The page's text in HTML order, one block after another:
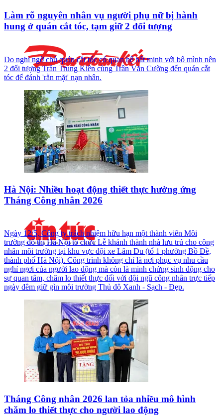
Làm rõ nguyên nhân vụ người phụ nữ bị hành
hung ở quán cắt tóc, tạm giữ 2 đối tượng
Do nghi ngờ chủ quán cắt tóc có quan hệ bất minh với bố mình nên
2 đối tượng Trần Trung Kiên cùng Trần Văn Cường đến quán cắt
tóc để đánh 'rằn mặt' nạn nhân.
Hà Nội: Nhiều hoạt động thiết thực hưởng ứng
Tháng Công nhân 2026
Ngày 12/5, Công ty trách nhiệm hữu hạn một thành viên Môi
trường đô thị Hà Nội tổ chức Lễ khánh thành nhà lưu trú cho công
nhân môi trường tại khu vực đội xe Lâm Du (tổ 1 phường Bồ Đề,
thành phố Hà Nội). Công trình không chỉ là nơi phục vụ nhu cầu
nghỉ ngơi của người lao động mà còn là minh chứng sinh động cho
sự quan tâm, chăm lo thiết thực đối với đội ngũ công nhân trực tiếp
ngày đêm giữ gìn môi trường Thủ đô Xanh - Sạch - Đẹp.
Tháng Công nhân 2026 lan tỏa nhiều mô hình
chăm lo thiết thực cho người lao động